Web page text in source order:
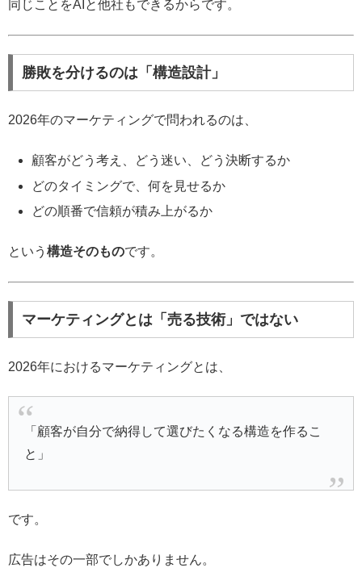
同じことをAIと他社もできるからです。
勝敗を分けるのは「構造設計」
2026年のマーケティングで問われるのは、
顧客がどう考え、どう迷い、どう決断するか
どのタイミングで、何を見せるか
どの順番で信頼が積み上がるか
という 構造そのものです。
マーケティングとは「売る技術」ではない
2026年におけるマーケティングとは、
「顧客が自分で納得して選びたくなる構造を作るこ
と」
です。
広告はその一部でしかありません。